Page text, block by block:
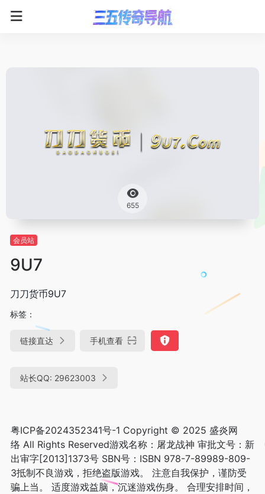
655
会员站
9U7
刀刀货币9U7
标签：
链接直达 手机查看
站长QQ: 29623003
粤ICP备2024352341号-1 Copyright © 2025 盛炎网
络 All Rights Reserved游戏名称：屠龙战神 审批文号：新
出审字[2013]1373号 SBN号：ISBN 978-7-89989-809-
3抵制不良游戏，拒绝盗版游戏。 注意自我保护，谨防受
骗上当。 适度游戏益脑，沉迷游戏伤身。 合理安排时间，